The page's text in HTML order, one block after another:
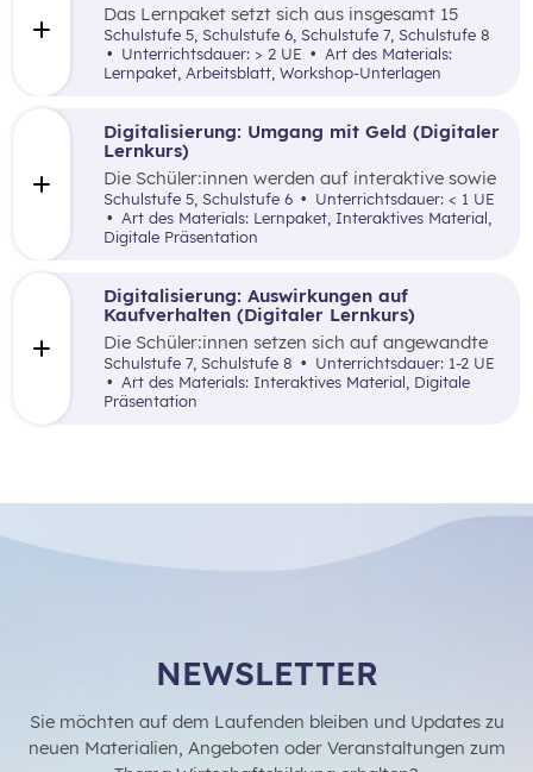
Das Lernpaket setzt sich aus insgesamt 15
Arbeitsaufträgen zusammen, welche den
Schüler:innen auf kreative, spielerische sowie
angewandte Art und Weise Grundlagenwissen
über die Börse und Geldveranlagung vermittelt.
Schulstufe 5, Schulstufe 6, Schulstufe 7, Schulstufe 8
Unterrichtsdauer: > 2 UE
Lernpaket, Arbeitsblatt, Workshop-Unterlagen
Digitalisierung: Umgang mit Geld (Digitaler
Lernkurs)
Die Schüler:innen werden auf interaktive sowie
spielerische Art und Weise mit der Möglichkeit
vertraut gemacht, digitale Tools als Hilfsmittel
anzuwenden, um eine bessere Übersicht über
die eigenen Einnahmen und Ausgaben zu
Schulstufe 5, Schulstufe 6
Unterrichtsdauer: < 1 UE
Digitale Präsentation
Digitalisierung: Auswirkungen auf
Kaufverhalten (Digitaler Lernkurs)
Die Schüler:innen setzen sich auf angewandte
Art und Weise mit der Digitalisierung und ihre
Auswirkungen auf das Konsumverhalten und
die finanzielle Haushaltsplanung auseinander.
Schulstufe 7, Schulstufe 8
Unterrichtsdauer: 1-2 UE
Art des Materials: Interaktives Material, Digitale
Präsentation
NEWSLETTER
Sie möchten auf dem Laufenden bleiben und Updates zu
neuen Materialien, Angeboten oder Veranstaltungen zum